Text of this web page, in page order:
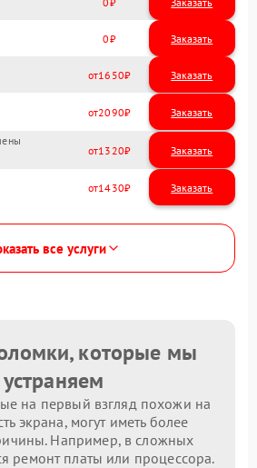
0 Заказать
1650
2090
1320
1430
все услуги
которые мы
устраняем
на первый взгляд похожи на
экрана, могут иметь более
Например, в сложных
ремонт платы или процессора.